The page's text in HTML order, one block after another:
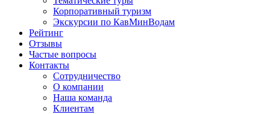
Корпоративный туризм
Экскурсии по КавМинВодам
Рейтинг
Отзывы
Частые вопросы
Контакты
Сотрудничество
О компании
Наша команда
Клиентам